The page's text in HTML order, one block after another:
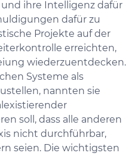
ihre Intelligenz dafür
dafür zu
Projekte auf der
erreichten,
wiederzuentdecken.
Systeme als
nannten sie
soll, dass alle anderen
nicht durchführbar,
seien. Die wichtigsten